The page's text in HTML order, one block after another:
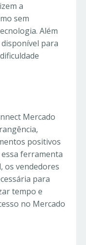
a
sem
Além
para
Mercado
positivos
ferramenta
os vendedores
para
tempo e
no Mercado